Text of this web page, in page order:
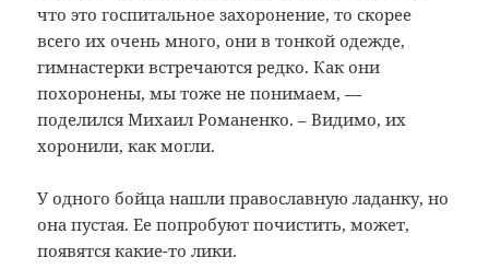
что это госпитальное захоронение, то скорее
всего их очень много, они в тонкой одежде,
гимнастерки встречаются редко. Как они
похоронены, мы тоже не понимаем, —
поделился Михаил Романенко. – Видимо, их
хоронили, как могли.
У одного бойца нашли православную ладанку, но
она пустая. Ее попробуют почистить, может,
появятся какие-то лики.